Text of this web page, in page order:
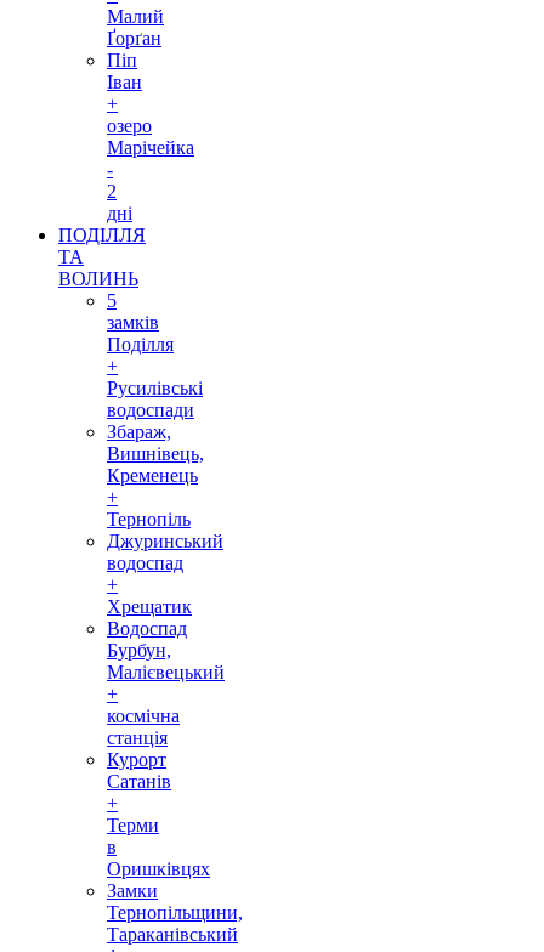
Малий
Ґорґан
Піп
Іван
+
озеро
Марічейка
-
2
дні
ПОДІЛЛЯ
ТА
ВОЛИНЬ
5
замків
Поділля
+
Русилівські
водоспади
Збараж,
Вишнівець,
Кременець
+
Тернопіль
Джуринський
водоспад
+
Хрещатик
Водоспад
Бурбун,
Малієвецький
+
космічна
станція
Курорт
Сатанів
+
Терми
в
Оришківцях
Замки
Тернопільщини,
Тараканівський